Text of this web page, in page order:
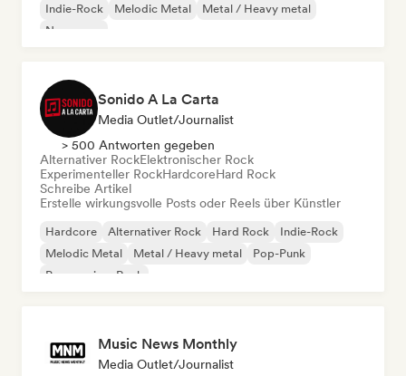
Indie-Rock
Melodic Metal
Metal / Heavy metal
New wave
Sonido A La Carta
Media Outlet/Journalist
> 500 Antworten gegeben
Alternativer RockElektronischer Rock
Experimenteller RockHardcoreHard Rock
Schreibe Artikel
Erstelle wirkungsvolle Posts oder Reels über Künstler
Hardcore Alternativer Rock Hard Rock
Indie-Rock
Melodic Metal
Metal / Heavy metal
Pop-Punk
Progressiver Rock
Music News Monthly
Media Outlet/Journalist